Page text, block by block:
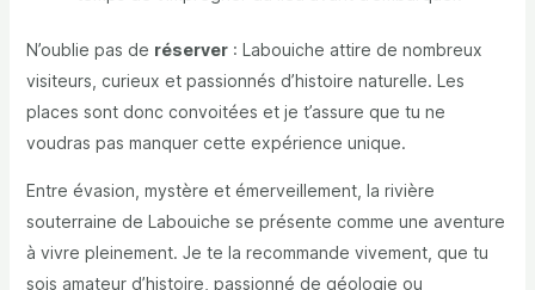
N’oublie pas de réserver: Labouiche attire de nombreux
visiteurs, curieux et passionnés d’histoire naturelle. Les
places sont donc convoitées et je t’assure que tu ne
voudras pas manquer cette expérience unique.
Entre évasion, mystère et émerveillement, la rivière
souterraine de Labouiche se présente comme une aventure
à vivre pleinement. Je te la recommande vivement, que tu
sois amateur d’histoire, passionné de géologie ou